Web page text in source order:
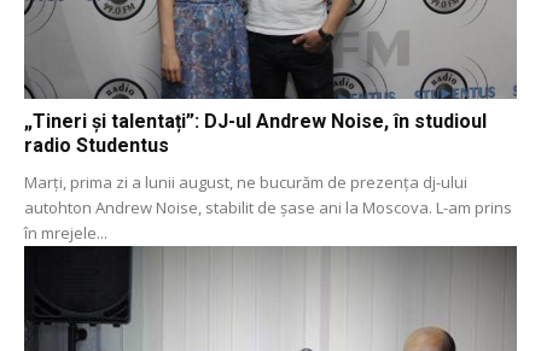
„Tineri și talentați”: DJ-ul Andrew Noise, în studioul
radio Studentus
Marți, prima zi a lunii august, ne bucurăm de prezența dj-ului
autohton Andrew Noise, stabilit de șase ani la Moscova. L-am prins
în mrejele...